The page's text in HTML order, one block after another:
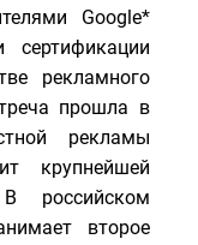
Google*
рекламного
прошла в
рекламы
крупнейшей
российском
второе